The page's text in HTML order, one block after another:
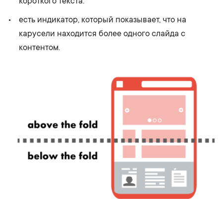
есть индикатор, который показывает, что на
карусели находится более одного слайда с
контентом.